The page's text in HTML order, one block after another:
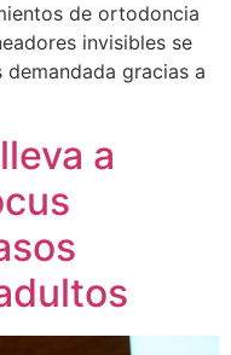
de ortodoncia
invisibles se
gracias a
a